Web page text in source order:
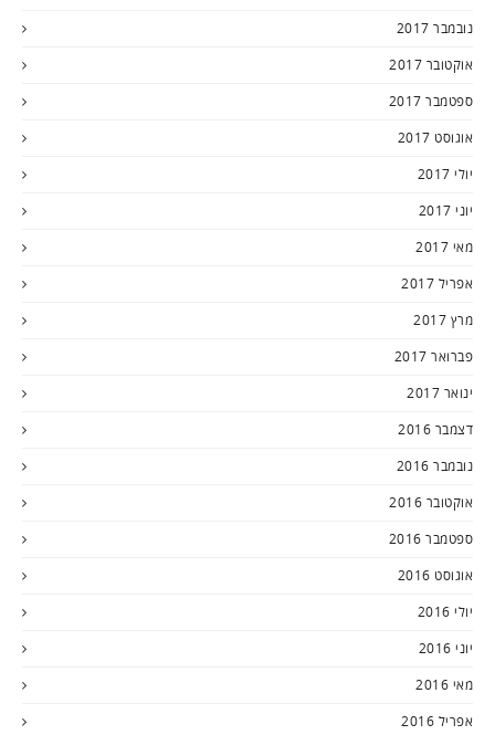
נובמבר 2017
אוקטובר 2017
ספטמבר 2017
אוגוסט 2017
יולי 2017
יוני 2017
מאי 2017
אפריל 2017
מרץ 2017
פברואר 2017
ינואר 2017
דצמבר 2016
נובמבר 2016
אוקטובר 2016
ספטמבר 2016
אוגוסט 2016
יולי 2016
יוני 2016
מאי 2016
אפריל 2016